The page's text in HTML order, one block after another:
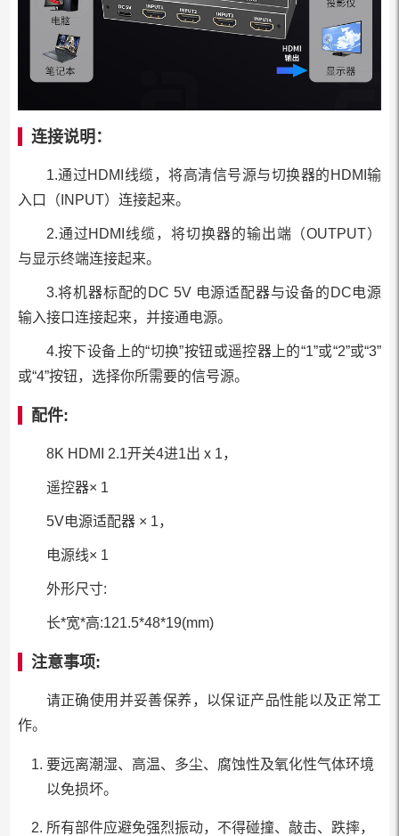
连接说明：
1.通过HDMI线缆，将高清信号源与切换器的HDMI输
入口（INPUT）连接起来。
2.通过HDMI线缆，将切换器的输出端（OUTPUT）
与显示终端连接起来。
3.将机器标配的DC 5V 电源适配器与设备的DC电源
输入接口连接起来，并接通电源。
4.按下设备上的“切换”按钮或遥控器上的“1”或“2”或“3”
或“4”按钮，选择你所需要的信号源。
配件:
8K HDMI 2.1开关4进1出 x 1，
遥控器× 1
5V电源适配器 × 1，
电源线× 1
外形尺寸:
长*宽*高:121.5*48*19(mm)
注意事项:
请正确使用并妥善保养，以保证产品性能以及正常工
作。
要远离潮湿、高温、多尘、腐蚀性及氧化性气体环境
以免损坏。
所有部件应避免强烈振动，不得碰撞、敲击、跌摔，